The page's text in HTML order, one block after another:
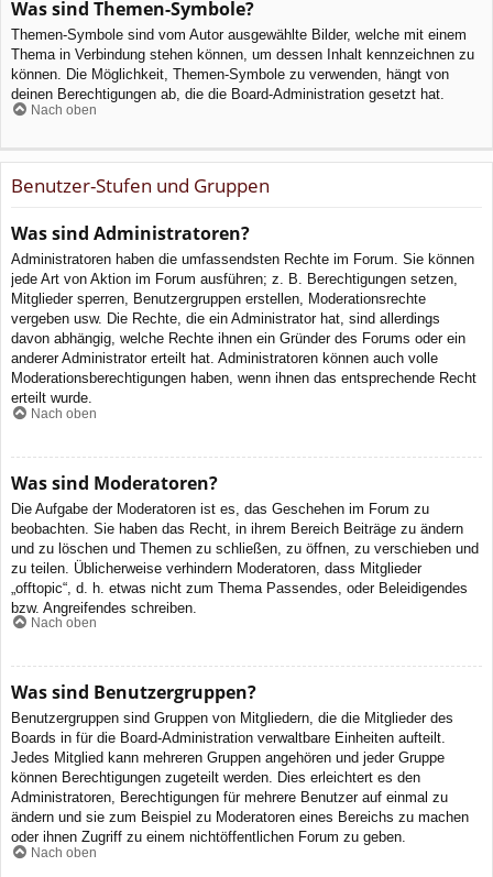
Was sind Themen-Symbole?
Themen-Symbole sind vom Autor ausgewählte Bilder, welche mit einem
Thema in Verbindung stehen können, um dessen Inhalt kennzeichnen zu
können. Die Möglichkeit, Themen-Symbole zu verwenden, hängt von
deinen Berechtigungen ab, die die Board-Administration gesetzt hat.
Nach oben
Benutzer-Stufen und Gruppen
Was sind Administratoren?
Administratoren haben die umfassendsten Rechte im Forum. Sie können
jede Art von Aktion im Forum ausführen; z. B. Berechtigungen setzen,
Mitglieder sperren, Benutzergruppen erstellen, Moderationsrechte
vergeben usw. Die Rechte, die ein Administrator hat, sind allerdings
davon abhängig, welche Rechte ihnen ein Gründer des Forums oder ein
anderer Administrator erteilt hat. Administratoren können auch volle
Moderationsberechtigungen haben, wenn ihnen das entsprechende Recht
erteilt wurde.
Nach oben
Was sind Moderatoren?
Die Aufgabe der Moderatoren ist es, das Geschehen im Forum zu
beobachten. Sie haben das Recht, in ihrem Bereich Beiträge zu ändern
und zu löschen und Themen zu schließen, zu öffnen, zu verschieben und
zu teilen. Üblicherweise verhindern Moderatoren, dass Mitglieder
„offtopic“, d. h. etwas nicht zum Thema Passendes, oder Beleidigendes
bzw. Angreifendes schreiben.
Nach oben
Was sind Benutzergruppen?
Benutzergruppen sind Gruppen von Mitgliedern, die die Mitglieder des
Boards in für die Board-Administration verwaltbare Einheiten aufteilt.
Jedes Mitglied kann mehreren Gruppen angehören und jeder Gruppe
können Berechtigungen zugeteilt werden. Dies erleichtert es den
Administratoren, Berechtigungen für mehrere Benutzer auf einmal zu
ändern und sie zum Beispiel zu Moderatoren eines Bereichs zu machen
oder ihnen Zugriff zu einem nichtöffentlichen Forum zu geben.
Nach oben